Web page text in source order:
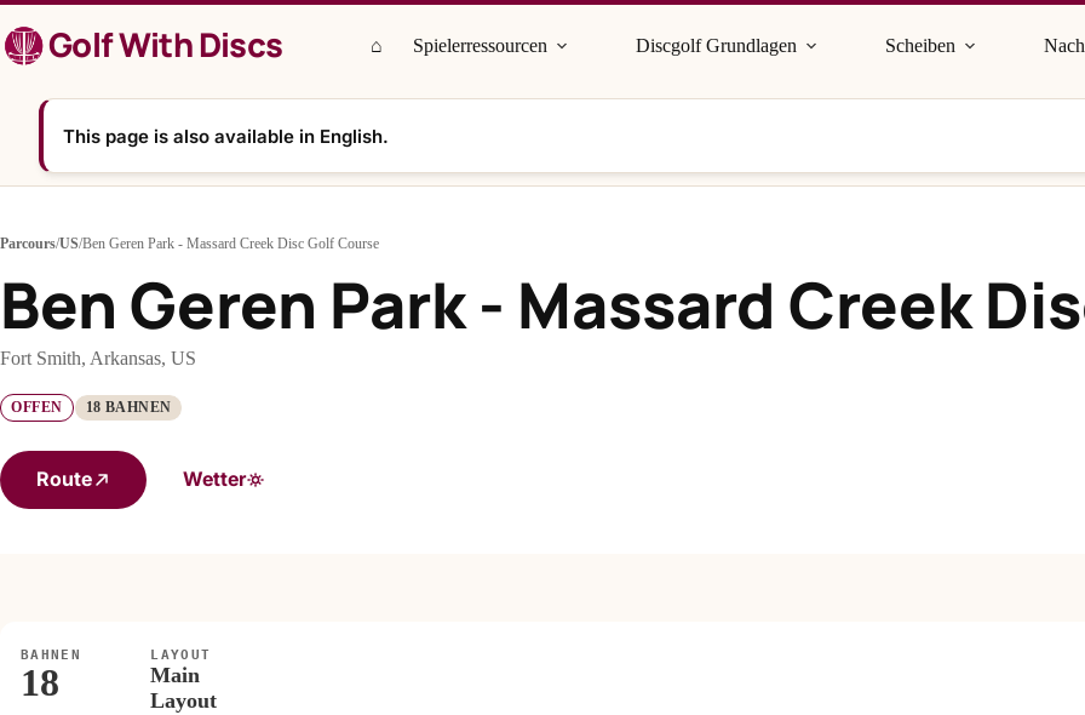
Inhalt
springenGolf With Discs ⌂ Spielerressourcen Discgolf Grundlagen Scheiben
This page is also available in English.
Parcours/US/Ben Geren Park - Massard Creek Disc Golf Course
Ben Geren Park - Massard Creek
Fort Smith, Arkansas, US
OFFEN 18 BAHNEN
Route Wetter
BAHNEN
18
LAYOUT
Main
Layout